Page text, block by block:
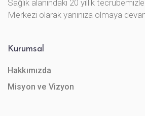
Sağlık alanındaki 20 yıllık
Merkezi olarak yanınıza olmaya
Kurumsal
Hakkımızda
Misyon ve Vizyon